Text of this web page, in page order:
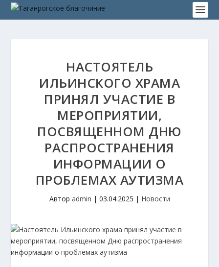
НАСТОЯТЕЛЬ
ИЛЬИНСКОГО ХРАМА
ПРИНЯЛ УЧАСТИЕ В
МЕРОПРИЯТИИ,
ПОСВЯЩЕННОМ ДНЮ
РАСПРОСТРАНЕНИЯ
ИНФОРМАЦИИ О
ПРОБЛЕМАХ АУТИЗМА
Автор admin | 03.04.2025 | Новости